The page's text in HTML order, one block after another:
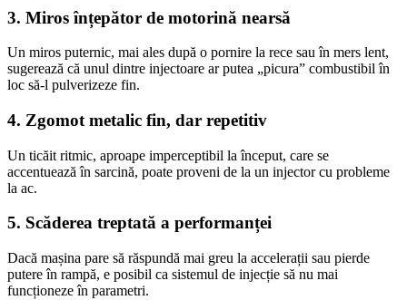
3. Miros înțepător de motorină nearsă
Un miros puternic, mai ales după o pornire la rece sau în mers lent,
sugerează că unul dintre injectoare ar putea „picura” combustibil în
loc să-l pulverizeze fin.
4. Zgomot metalic fin, dar repetitiv
Un ticăit ritmic, aproape imperceptibil la început, care se
accentuează în sarcină, poate proveni de la un injector cu probleme
la ac.
5. Scăderea treptată a performanței
Dacă mașina pare să răspundă mai greu la accelerații sau pierde
putere în rampă, e posibil ca sistemul de injecție să nu mai
funcționeze în parametri.